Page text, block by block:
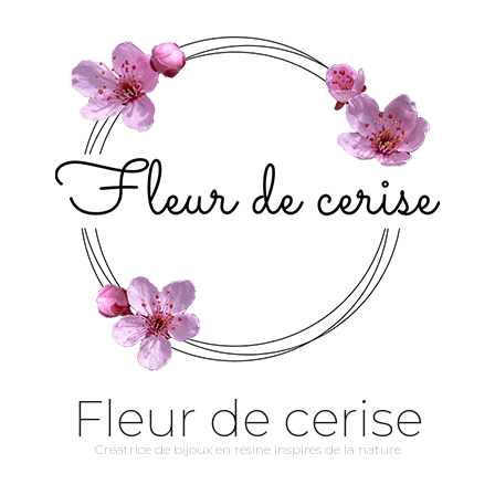
Fleur de cerise
Créatrice de bijoux en résine inspirés de la nature